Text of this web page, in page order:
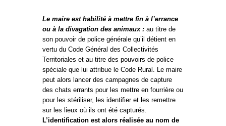
Le maire est habilité à mettre fin à l’errance
ou à la divagation des animaux : au titre de
son pouvoir de police générale qu’il détient en
vertu du Code Général des Collectivités
Territoriales et au titre des pouvoirs de police
spéciale que lui attribue le Code Rural. Le maire
peut alors lancer des campagnes de capture
des chats errants pour les mettre en fourrière ou
pour les stériliser, les identifier et les remettre
sur les lieux où ils ont été capturés.
L’identification est alors réalisée au nom de